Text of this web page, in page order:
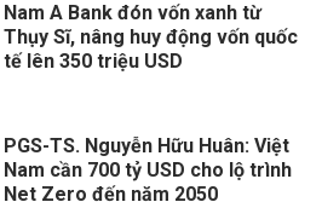
Nam A Bank đón vốn xanh từ
Thụy Sĩ, nâng huy động vốn quốc
tế lên 350 triệu USD
PGS-TS. Nguyễn Hữu Huân: Việt
Nam cần 700 tỷ USD cho lộ trình
Net Zero đến năm 2050